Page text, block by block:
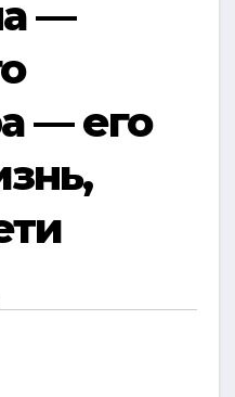
—
— его